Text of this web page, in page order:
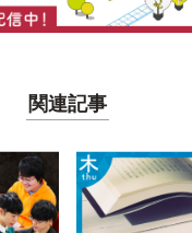
関連記事